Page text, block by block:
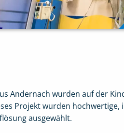
Andernach wurden auf der
Projekt wurden
ausgewählt.